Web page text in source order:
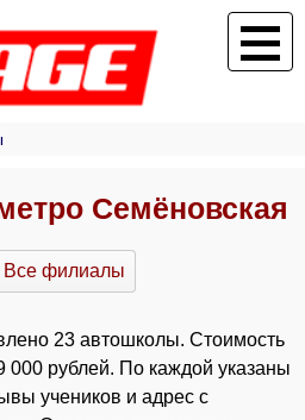
Семёновская
Все филиалы
23 автошколы. Стоимость
000 рублей. По каждой указаны
учеников и адрес с